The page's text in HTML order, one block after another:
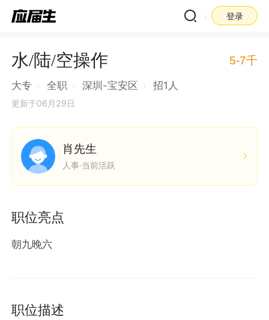
登录
水/陆/空操作 5-7千
大专 全职 深圳-宝安区 招1人
更新于06月29日
肖先生
人事·当前活跃
职位亮点
朝九晚六
职位描述